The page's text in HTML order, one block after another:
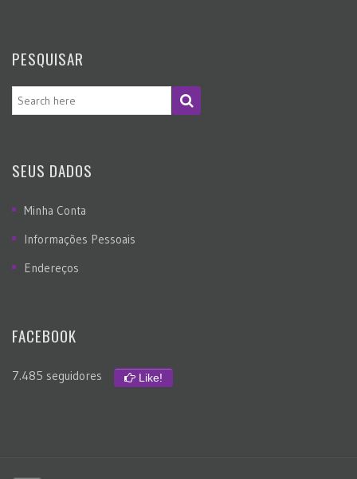
PESQUISAR
SEUS DADOS
Minha Conta
Informações Pessoais
Endereços
FACEBOOK
7.485 seguidores Like!